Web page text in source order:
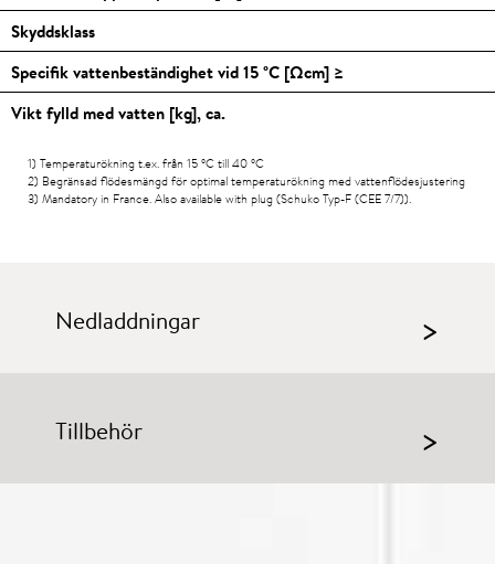
Skyddsklass
Specifik vattenbeständighet vid 15°C [Ωcm] ≥
Vikt fylld med vatten [kg], ca.
1) Temperaturökning t.ex. från 15°Ctill 40°C
2) Begränsad flödesmängd för optimal temperaturökning med vattenflödesjustering
3) Mandatory in France. Also available with plug (Schuko Typ-F (CEE 7/7)).
Nedladdningar >
Tillbehör >